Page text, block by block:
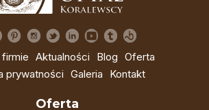
firmie Aktualności Blog Oferta
prywatności Galeria Kontakt
Oferta